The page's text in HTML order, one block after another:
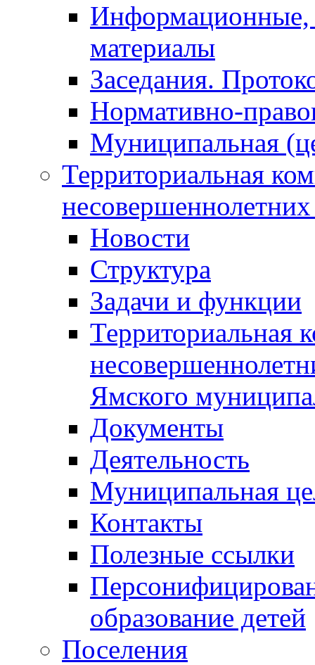
Информационные,
материалы
Заседания.
Нормативно-
Муниципальная
Территориальная
Новости
Структура
Задачи и функции
Территориальная
Ямского
Документы
Деятельность
Муниципальная
Контакты
Полезные ссылки
образование детей
Поселения